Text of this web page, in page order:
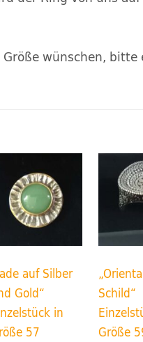
wünschen, bitte
auf Silber
Gold“
in
57
Schild“
Größe